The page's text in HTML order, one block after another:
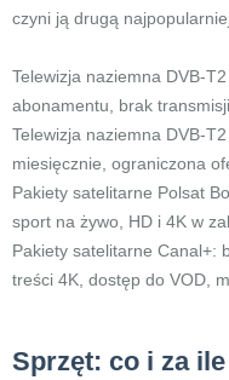
czyni ją drugą
Telewizja naziemna DVB-
abonamentu, brak
Telewizja naziemna DVB-
miesięcznie, ograniczona
Pakiety satelitarne Polsat
sport na żywo, HD i 4K w
Pakiety satelitarne Canal+:
treści 4K, dostęp do VOD,
Sprzęt: co i za ile